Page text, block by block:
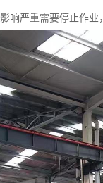
响严重需要停止作业